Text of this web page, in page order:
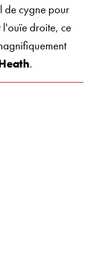
de cygne pour
l'ouïe droite, ce
.